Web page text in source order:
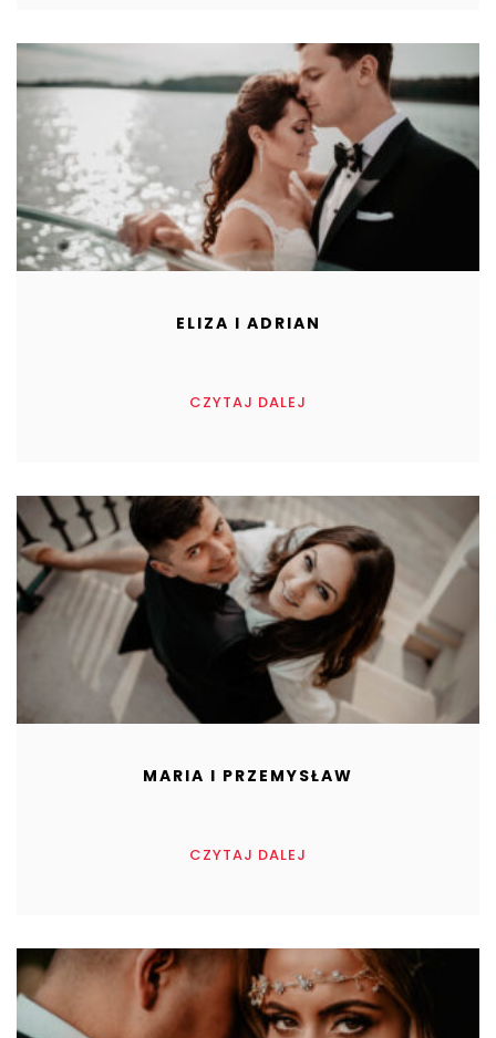
ELIZA I ADRIAN
CZYTAJ DALEJ
MARIA I PRZEMYSŁAW
CZYTAJ DALEJ